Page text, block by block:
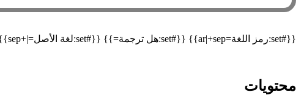
{{#set:رمز اللغة=ar|+sep}} {{#set:هل ترجمة=}} {{#set:لغة الأصل=|+sep}} {{#declare: العنوان=العنوان نسخة أرشيفية=نسخة أرشيفية العنوان الأصلي=العنوان الأصلي مسار الاسترجاع=مسار الاسترجاع }}
محتويات